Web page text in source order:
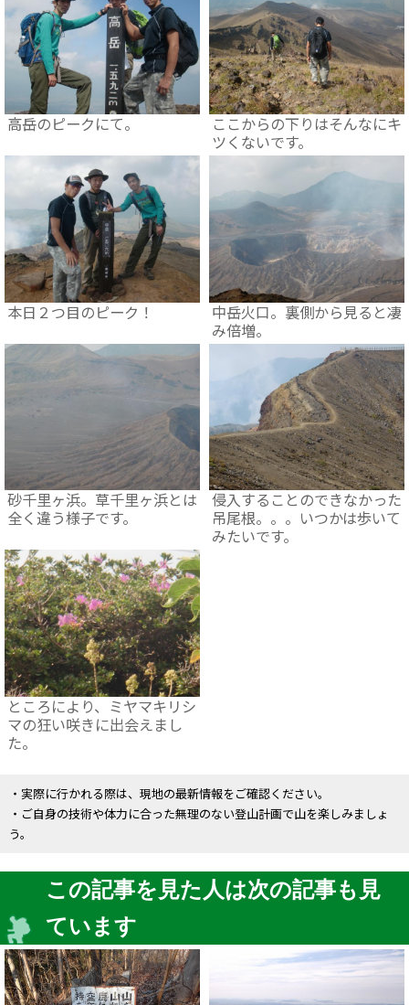
高岳のピークにて。
ここからの下りはそんなにキ
ツくないです。
本日２つ目のピーク！
中岳火口。裏側から見ると凄
み倍増。
砂千里ヶ浜。草千里ヶ浜とは
全く違う様子です。
侵入することのできなかった
吊尾根。。。いつかは歩いて
みたいです。
ところにより、ミヤマキリシ
マの狂い咲きに出会えまし
た。
・実際に行かれる際は、現地の最新情報をご確認ください。
・ご自身の技術や体力に合った無理のない登山計画で山を楽しみましょ
う。
この記事を見た人は次の記事も見
ています